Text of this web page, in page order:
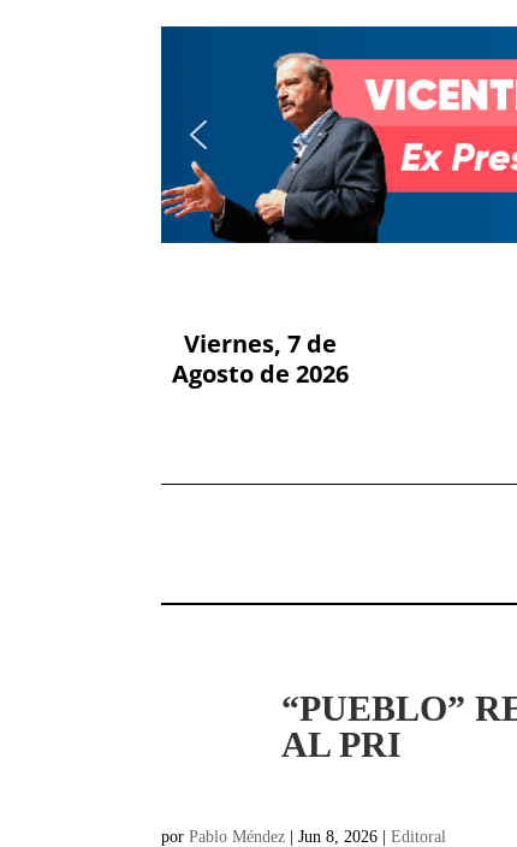
Viernes, 7 de
Agosto de 2026
“PUEBLO”
AL PRI
porPablo Méndez |Jun 8, 2026 |Editoral